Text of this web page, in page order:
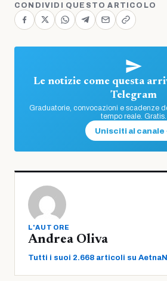
CONDIVIDI QUESTO ARTICOLO
Le notizie come questa
Telegram
Graduatorie, convocazioni e scadenze
tempo reale. Gratis.
Unisciti al canale
L'AUTORE
Andrea Oliva
Tutti i suoi 2.668 articoli su